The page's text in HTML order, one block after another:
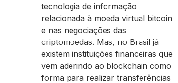
tecnologia de informação
relacionada à moeda virtual bitcoin
e nas negociações das
criptomoedas. Mas, no Brasil já
existem instituições financeiras que
vem aderindo ao blockchain como
forma para realizar transferências